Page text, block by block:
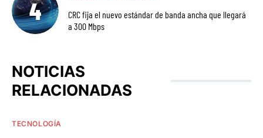
CRC fija el nuevo estándar de banda ancha que llegará
a 300 Mbps
NOTICIAS
RELACIONADAS
TECNOLOGÍA